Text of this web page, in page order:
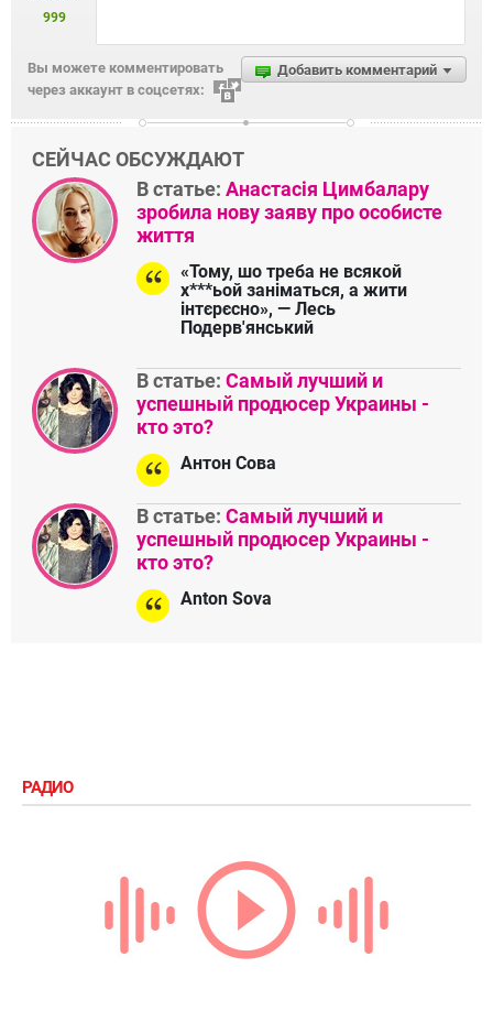
999
Добавить комментарий
Вы можете комментировать
через аккаунт в соцсетях:
СЕЙЧАС ОБСУЖДАЮТ
В статье: Анастасія Цимбалару
зробила нову заяву про особисте
життя
«Тому, шо треба не всякой
х***ьой заніматься, а жити
інтєрєсно», — Лесь
Подерв'янський
В статье: Самый лучший и
успешный продюсер Украины -
кто это?
Антон Сова
В статье: Самый лучший и
успешный продюсер Украины -
кто это?
Anton Sova
РАДИО